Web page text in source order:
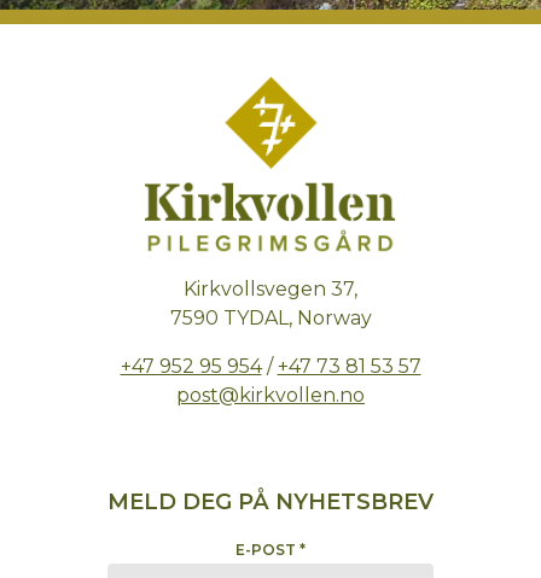
Kirkvollsvegen 37,
7590 TYDAL, Norway
+47 952 95 954/ +47 73 81 53 57
post@kirkvollen.no
MELD DEG PÅ NYHETSBREV
E-POST *